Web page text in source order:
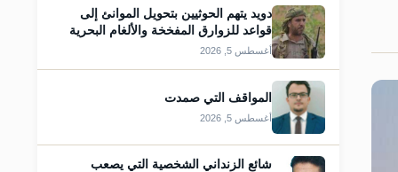
دويد يتهم الحوثيين بتحويل الموانئ إلى
قواعد للزوارق المفخخة والألغام البحرية
أغسطس 5, 2026
المواقف التي صمدت
أغسطس 5, 2026
شائع الزنداني الشخصية التي يصعب